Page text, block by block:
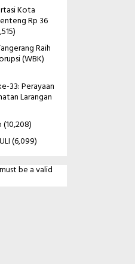
Kota
Rp 36
Raih
(WBK)
33: Perayaan
Larangan
(10,208)
(6,099)
be a valid